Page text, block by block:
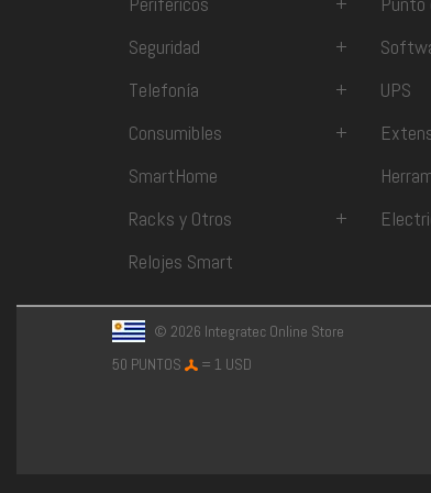
Seguridad
+
Telefonía
+
UPS
Consumibles
+
SmartHome
Racks y Otros
+
Relojes Smart
© 2026 Integratec Online Store
50 PUNTOS
= 1 USD